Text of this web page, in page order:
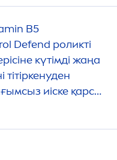
B5
Defend роликті
күтімді жаңа
тітіркенуден
иіске қарсы